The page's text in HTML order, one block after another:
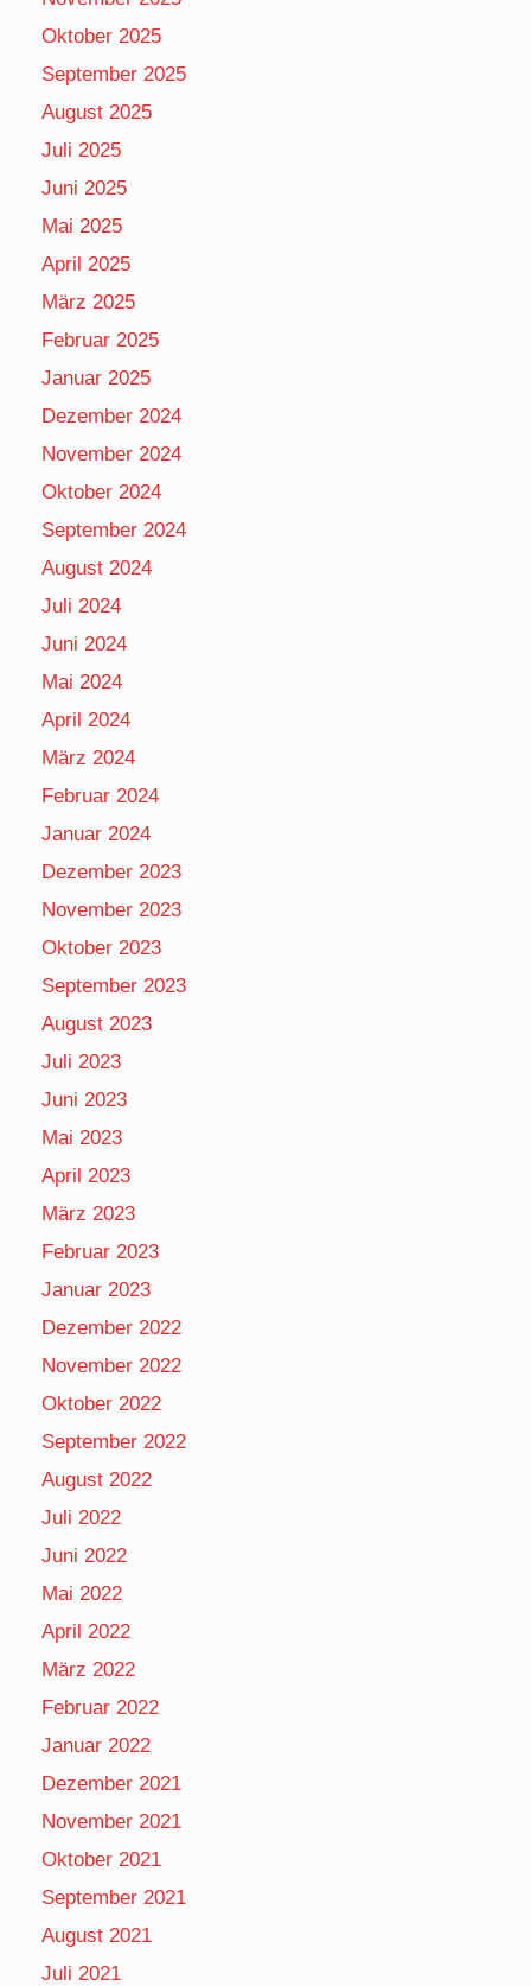
Oktober 2025
September 2025
August 2025
Juli 2025
Juni 2025
Mai 2025
April 2025
März 2025
Februar 2025
Januar 2025
Dezember 2024
November 2024
Oktober 2024
September 2024
August 2024
Juli 2024
Juni 2024
Mai 2024
April 2024
März 2024
Februar 2024
Januar 2024
Dezember 2023
November 2023
Oktober 2023
September 2023
August 2023
Juli 2023
Juni 2023
Mai 2023
April 2023
März 2023
Februar 2023
Januar 2023
Dezember 2022
November 2022
Oktober 2022
September 2022
August 2022
Juli 2022
Juni 2022
Mai 2022
April 2022
März 2022
Februar 2022
Januar 2022
Dezember 2021
November 2021
Oktober 2021
September 2021
August 2021
Juli 2021